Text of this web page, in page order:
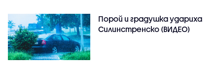
Порой и градушка удариха
Силинстренско (ВИДЕО)